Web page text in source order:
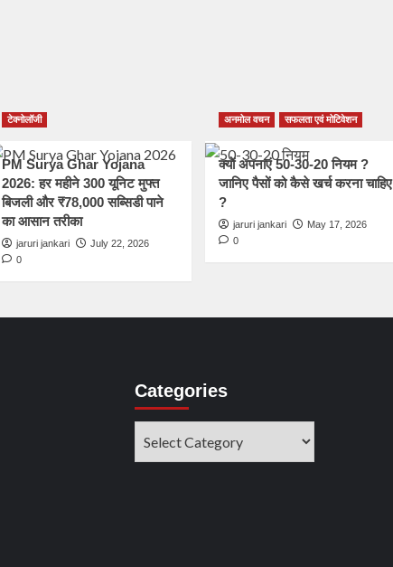
टेक्नोलॉजी
PM Surya Ghar Yojana
2026: हर महीने 300 यूनिट मुफ्त
बिजली और ₹78,000 सब्सिडी पाने
का आसान तरीका
jaruri jankari
July 22, 2026
0
अनमोल वचन सफलता एवं मोटिवेशन
क्यों अपनाएं 50-30-20 नियम ?
जानिए पैसों को कैसे खर्च करना चाहिए
?
jaruri jankari
May 17, 2026
0
Categories